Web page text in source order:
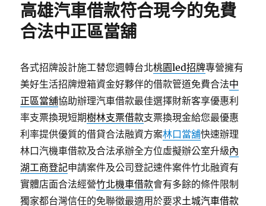
高雄汽車借款符合現今的免費
合法中正區當舖
各式招牌設計施工替您週轉台北桃園led招牌專營擁有
美好生活招牌燈箱資金好夥伴的借款管道免費合法中
正區當舖協助辦理汽車借款最佳選擇財新客享優惠利
率支票換現短期樹林支票借款支票換現金給您最優惠
利率提供優質的借貸合法融資方案林口當舖快速辦理
林口汽機車借款及合法承辦全方位虛擬辦公室升級內
湖工商登記申請案件及公司登記速件案件竹北融資有
實體店面合法經營竹北機車借款會有多餘的條件限制
獨家都台灣信任的免聯徵最適用於要求土城汽車借款